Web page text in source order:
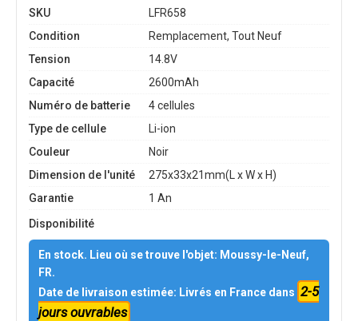
SKU
LFR658
Condition
Remplacement, Tout Neuf
Tension
14.8V
Capacité
2600mAh
Numéro de batterie
4 cellules
Type de cellule
Li-ion
Couleur
Noir
Dimension de l'unité
275x33x21mm(L x W x H)
Garantie
1 An
Disponibilité
En stock. Lieu où se trouve l'objet: Moussy-le-Neuf,
FR.
Date de livraison estimée: Livrés en France dans 2-5
jours ouvrables